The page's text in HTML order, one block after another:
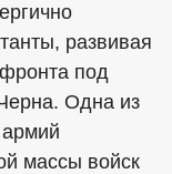
развивая
под
Одна из
массы войск